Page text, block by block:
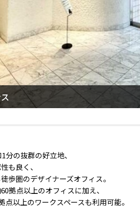
アル実施_通路
分の抜群の好立地、
も良く、
歩圏のデザイナーズオフィス。
拠点以上のオフィスに加え、
点以上のワークスペースも利用可能。